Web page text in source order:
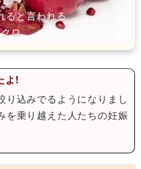
よ!
り込みでるようになりまし
を乗り越えた人たちの妊娠